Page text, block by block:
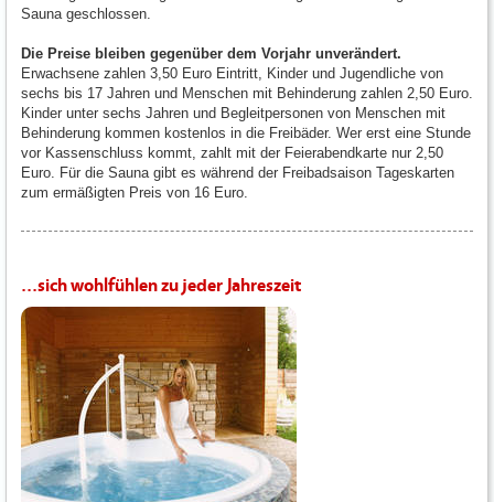
Sauna geschlossen.
Die Preise bleiben gegenüber dem Vorjahr unverändert.
Erwachsene zahlen 3,50 Euro Eintritt, Kinder und Jugendliche von
sechs bis 17 Jahren und Menschen mit Behinderung zahlen 2,50 Euro.
Kinder unter sechs Jahren und Begleitpersonen von Menschen mit
Behinderung kommen kostenlos in die Freibäder. Wer erst eine Stunde
vor Kassenschluss kommt, zahlt mit der Feierabendkarte nur 2,50
Euro. Für die Sauna gibt es während der Freibadsaison Tageskarten
zum ermäßigten Preis von 16 Euro.
...sich wohlfühlen zu jeder Jahreszeit